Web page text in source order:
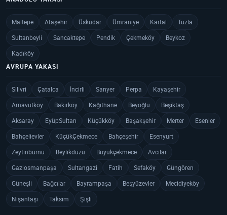
Maltepe Ataşehir Üsküdar Ümraniye Kartal
Tuzla
Sultanbeyli
Sancaktepe Pendik Çekmeköy
Beykoz
Kadıköy
AVRUPA YAKASI
Silivri Çatalca İncirli Sarıyer Perpa
Kayaşehir
Arnavutköy
Bakırköy Kağıthane Beyoğlu
Beşiktaş
Aksaray
EyüpSultan Küçükköy Başakşehir Merter
Esenler
Bahçelievler
KüçükÇekmece Bahçeşehir
Esenyurt
Zeytinburnu
Beylikdüzü Büyükçekmece
Avcılar
Gaziosmanpaşa
Sultangazi Fatih Sefaköy
Güngören
Güneşli
Bağcılar Bayrampaşa Beşyüzevler
Mecidiyeköy
Nişantaşı
Taksim Şişli